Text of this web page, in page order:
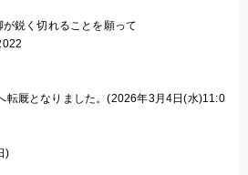
鋭く切れることを願って
転厩となりました。(2026年3月4日(水)11:0
)